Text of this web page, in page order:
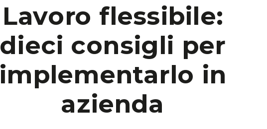
Lavoro flessibile:
dieci consigli per
implementarlo in
azienda